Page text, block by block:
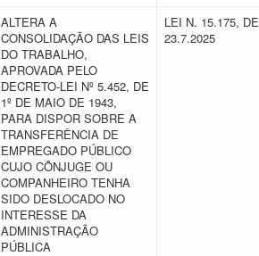
ALTERA A
CONSOLIDAÇÃO DAS LEIS
DO TRABALHO,
APROVADA PELO
DECRETO-LEI Nº 5.452, DE
1º DE MAIO DE 1943,
PARA DISPOR SOBRE A
TRANSFERÊNCIA DE
EMPREGADO PÚBLICO
CUJO CÔNJUGE OU
COMPANHEIRO TENHA
SIDO DESLOCADO NO
INTERESSE DA
ADMINISTRAÇÃO
PÚBLICA
LEI N. 15.175, DE
23.7.2025